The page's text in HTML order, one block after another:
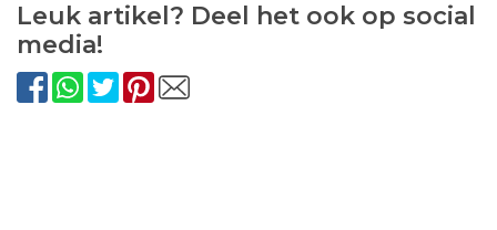
Leuk artikel? Deel het ook op social
media!